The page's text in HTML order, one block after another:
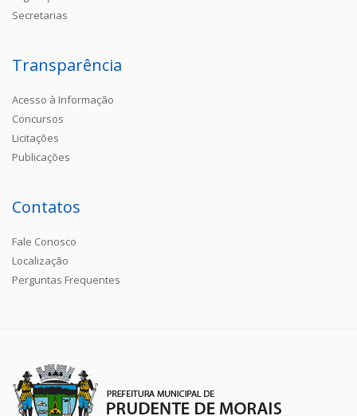
Secretarias
Transparência
Acesso à Informação
Concursos
Licitações
Publicações
Contatos
Fale Conosco
Localização
Perguntas Frequentes